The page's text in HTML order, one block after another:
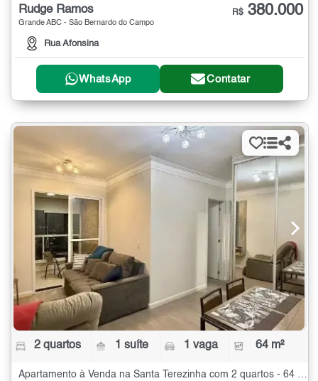
Rudge Ramos
Grande ABC - São Bernardo do Campo
Rua Afonsina
R$ 380.000
WhatsApp Contatar
2 quartos 1 suíte 1 vaga 64 m²
Apartamento à Venda na Santa Terezinha com 2 quartos - 64 m²